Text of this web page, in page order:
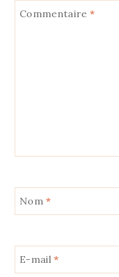
Commentaire *
Nom*
E-mail*